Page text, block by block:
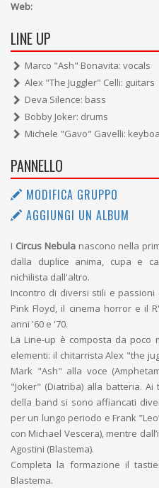
Web:
LINE UP
Marco "Ash" Bonavita: vocals
Alex "The Juggler" Celli: guitars
Deva Silence: bass
Bobby Joker: drums
Michele "Gavo" Gavelli:
PANNELLO
MODIFICA GRUPPO
AGGIUNGI UN ALBUM
I Circus Nebulanascono nella
dalla duplice anima, cupa e
nichilista dall'altro.
Incontro di diversi stili e passioni
Pink Floyd, il cinema horror e il
anni '60 e '70.
La Line-up è composta da
elementi: il chitarrista Alex "the
Mark "Ash" alla voce
"Joker" (Diatriba) alla batteria.
della band si sono affiancati
per un lungo periodo e Frank
con Michael Vescera), mentre
Agostini (Blastema).
Completa la formazione il
Blastema.